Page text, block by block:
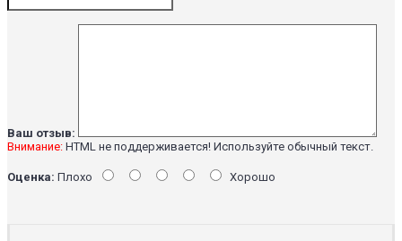
Ваш отзыв:
Внимание: HTML не поддерживается! Используйте обычный текст.
Оценка: Плохо Хорошо